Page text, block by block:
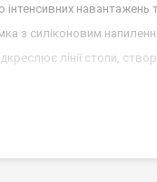
навантажень
з силіконовим
лінії стопи,